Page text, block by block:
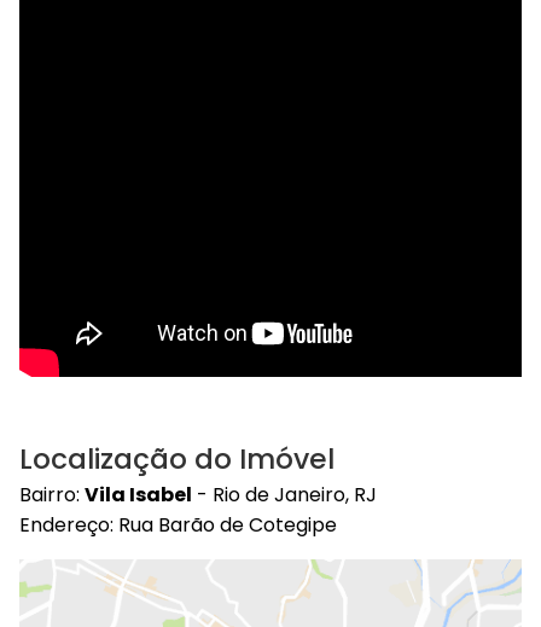
Localização do Imóvel
Bairro: Vila Isabel - Rio de Janeiro, RJ
Endereço: Rua Barão de Cotegipe